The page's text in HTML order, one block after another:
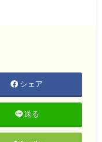
シェア
送る